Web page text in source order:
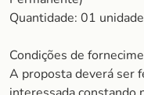
Quantidade: 01 unidade
Condições de
A proposta deverá ser